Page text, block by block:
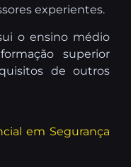
experientes.
o ensino médio
superior
de outros
em Segurança